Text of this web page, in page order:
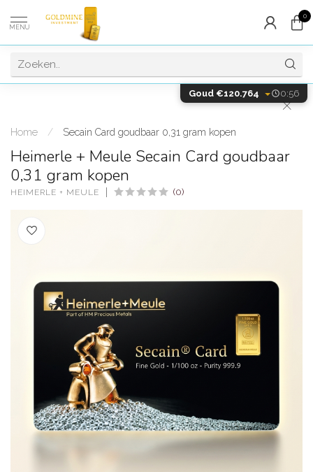
MENU
0
Home / Secain Card goudbaar 0,31 gram kopen
Heimerle + Meule Secain Card goudbaar
0,31 gram kopen
HEIMERLE + MEULE (0)
Goud €120.764 0:55